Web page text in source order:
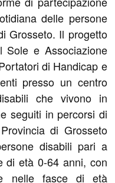
delle persone
Grosseto. Il progetto
Sole e Associazione
di Handicap e
presso un centro
che vivono in
seguiti in percorsi di
di Grosseto
disabili pari a
di età 0-64 anni, con
nelle fasce di età